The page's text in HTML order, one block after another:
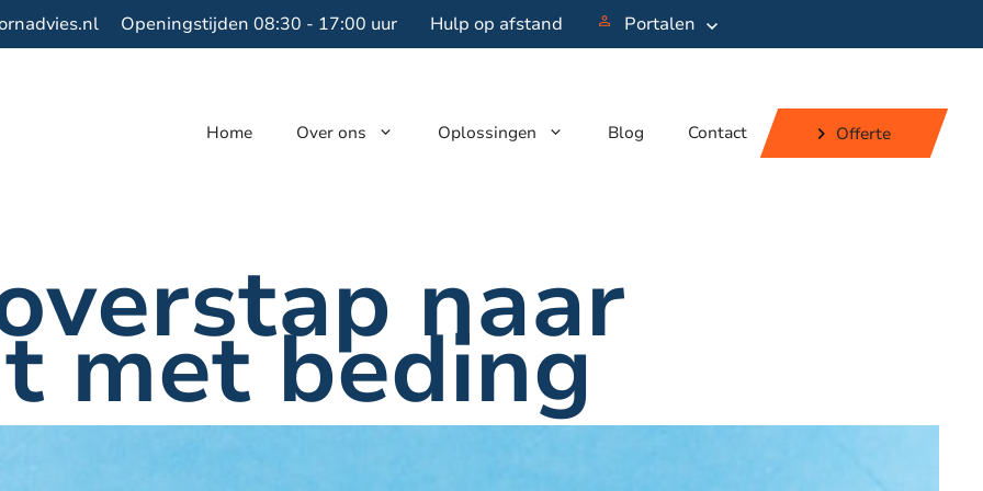
Openingstijden 08:30 - 17:00 uur Hulp op afstand Portalen
Home Over ons Oplossingen Blog Contact Offerte
naar
met beding